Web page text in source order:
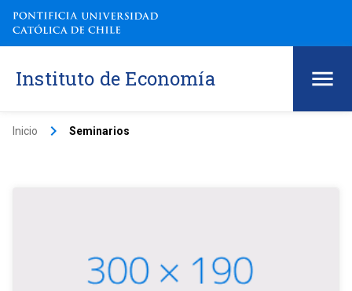
Instituto de Economía
Inicio keyboard_arrow_right Seminarios